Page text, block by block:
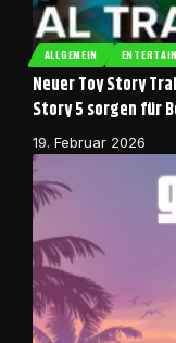
ALLGEMEIN
Neuer Toy Story
Story 5 sorgen für
19. Februar 2026